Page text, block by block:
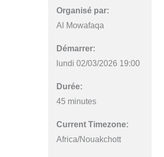
Organisé par:
Al Mowafaqa
Démarrer:
lundi 02/03/2026 19:00
Durée:
45 minutes
Current Timezone:
Africa/Nouakchott